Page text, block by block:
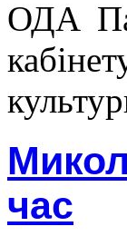
ОДА
час